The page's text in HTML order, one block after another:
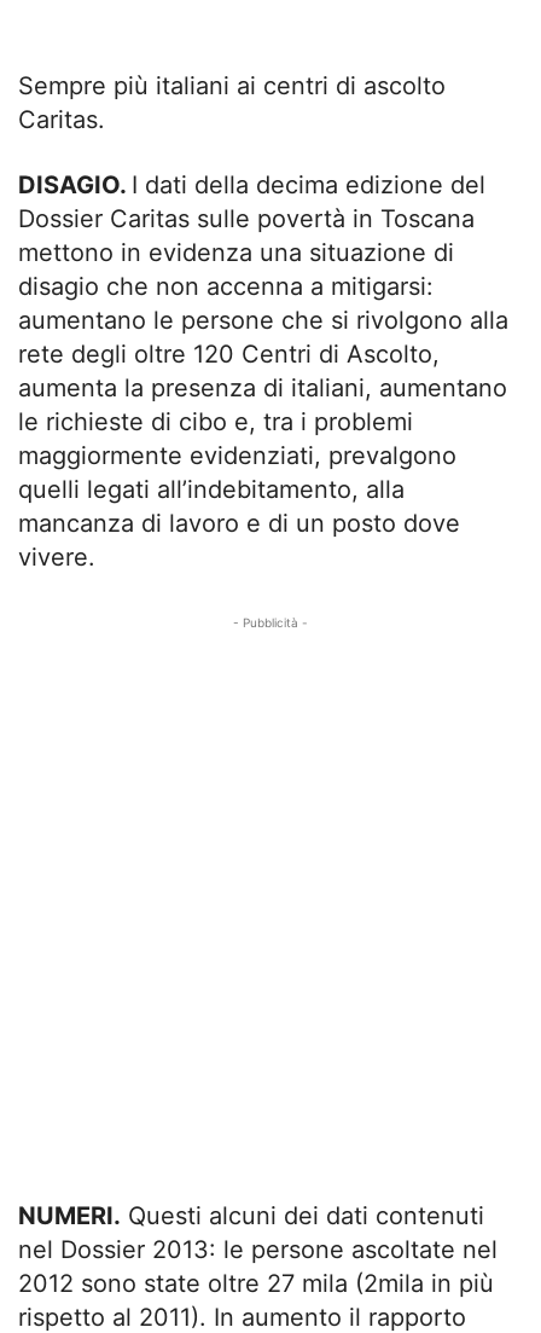
Sempre più italiani ai centri di ascolto
Caritas.
DISAGIO. I dati della decima edizione del
Dossier Caritas sulle povertà in Toscana
mettono in evidenza una situazione di
disagio che non accenna a mitigarsi:
aumentano le persone che si rivolgono alla
rete degli oltre 120 Centri di Ascolto,
aumenta la presenza di italiani, aumentano
le richieste di cibo e, tra i problemi
maggiormente evidenziati, prevalgono
quelli legati all’indebitamento, alla
mancanza di lavoro e di un posto dove
vivere.
- Pubblicità -
NUMERI. Questi alcuni dei dati contenuti
nel Dossier 2013: le persone ascoltate nel
2012 sono state oltre 27 mila (2mila in più
rispetto al 2011). In aumento il rapporto